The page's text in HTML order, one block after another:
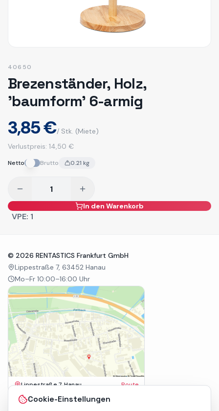
Cookie-Einstellungen
40650
Brezenständer, Holz,
'baumform' 6-armig
3,85 €/ Stk. (Miete)
Verlustpreis: 14,50 €
Netto Brutto 0.21 kg
In den Warenkorb
VPE: 1
© 2026 RENTASTICS Frankfurt GmbH
Lippestraße 7, 63452 Hanau
Mo–Fr 10:00–16:00 Uhr
Lippestraße 7, Hanau Route
Impressum